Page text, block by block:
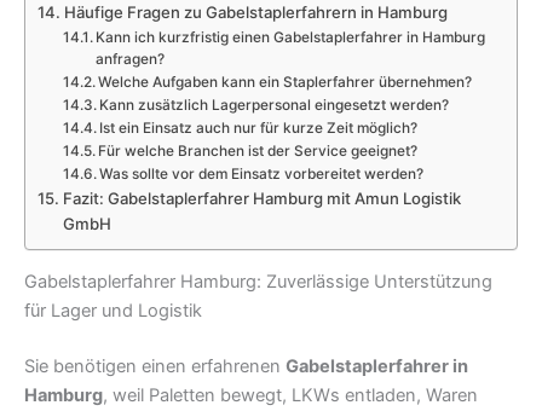
Häufige Fragen zu Gabelstaplerfahrern in Hamburg
Kann ich kurzfristig einen Gabelstaplerfahrer in Hamburg
anfragen?
Welche Aufgaben kann ein Staplerfahrer übernehmen?
Kann zusätzlich Lagerpersonal eingesetzt werden?
Ist ein Einsatz auch nur für kurze Zeit möglich?
Für welche Branchen ist der Service geeignet?
Was sollte vor dem Einsatz vorbereitet werden?
Fazit: Gabelstaplerfahrer Hamburg mit Amun Logistik
GmbH
Gabelstaplerfahrer Hamburg: Zuverlässige Unterstützung
für Lager und Logistik
Sie benötigen einen erfahrenen Gabelstaplerfahrer in
Hamburg, weil Paletten bewegt, LKWs entladen, Waren